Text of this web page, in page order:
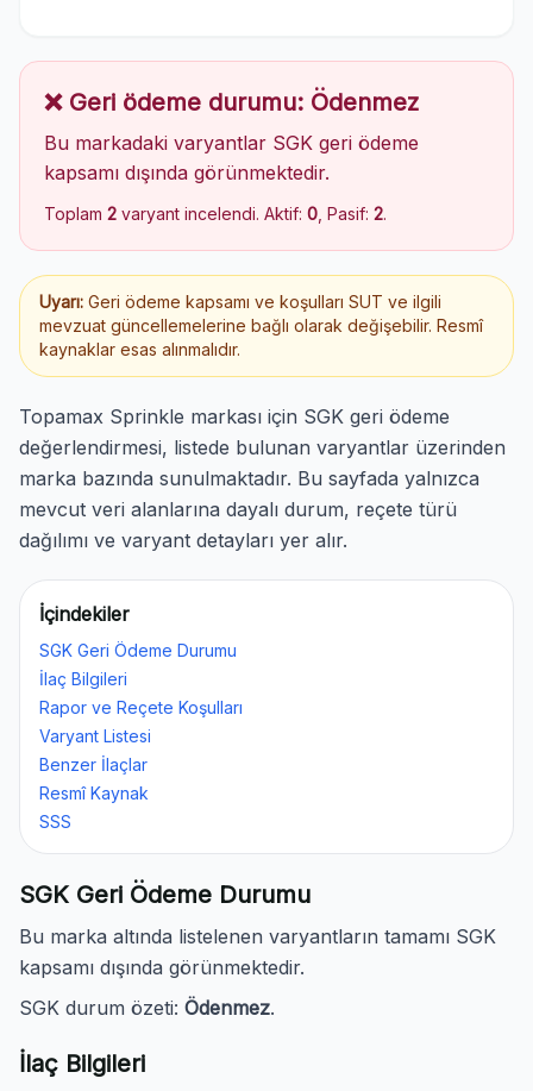
❌ Geri ödeme durumu: Ödenmez
Bu markadaki varyantlar SGK geri ödeme
kapsamı dışında görünmektedir.
Toplam 2 varyant incelendi. Aktif: 0 , Pasif: 2.
Uyarı: Geri ödeme kapsamı ve koşulları SUT ve ilgili
mevzuat güncellemelerine bağlı olarak değişebilir. Resmî
kaynaklar esas alınmalıdır.
Topamax Sprinkle markası için SGK geri ödeme
değerlendirmesi, listede bulunan varyantlar üzerinden
marka bazında sunulmaktadır. Bu sayfada yalnızca
mevcut veri alanlarına dayalı durum, reçete türü
dağılımı ve varyant detayları yer alır.
İçindekiler
SGK Geri Ödeme Durumu
İlaç Bilgileri
Rapor ve Reçete Koşulları
Varyant Listesi
Benzer İlaçlar
Resmî Kaynak
SSS
SGK Geri Ödeme Durumu
Bu marka altında listelenen varyantların tamamı SGK
kapsamı dışında görünmektedir.
SGK durum özeti: Ödenmez.
İlaç Bilgileri